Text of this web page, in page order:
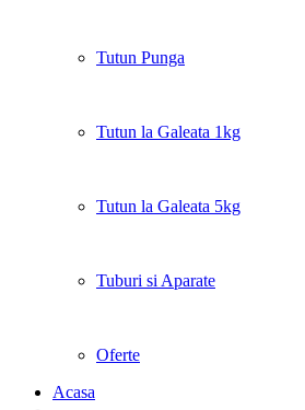
Tutun Punga
Tutun la Galeata 1kg
Tutun la Galeata 5kg
Tuburi si Aparate
Oferte
Acasa